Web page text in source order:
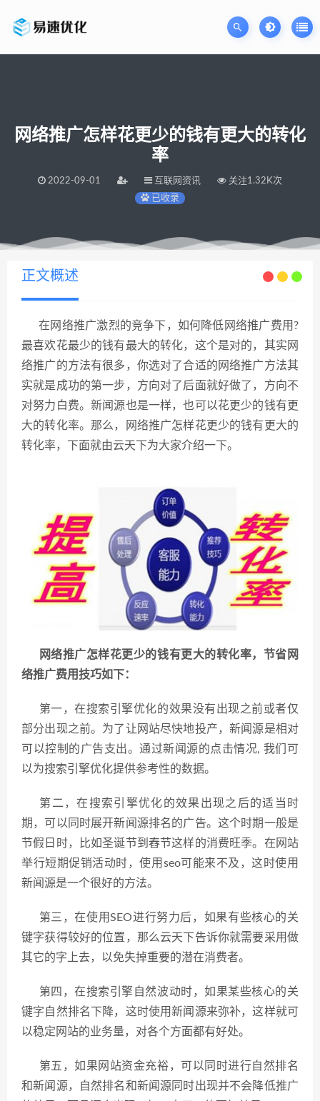
网络推广怎样花更少的钱有更大的转化
率
2022-09-01 互联网资讯
关注1.32K次
已收录
当前位置： 易速网站优化公司 >网络推广怎样花更少的钱有更大的转化率
正文概述
在 网络推广激烈的竞争下，如何降低网络推广费用?
最喜欢花最少的钱有最大的转化，这个是对的，其实网
络推广的方法有很多，你选对了合适的网络推广方法其
实就是成功的第一步，方向对了后面就好做了，方向不
对努力白费。新闻源也是一样，也可以花更少的钱有更
大的转化率。那么，网络推广怎样花更少的钱有更大的
转化率，下面就由云天下为大家介绍一下。
网络推广怎样花更少的钱有更大的转化率，节省网
络推广费用技巧如下：
第一，在搜索引擎优化的效果没有出现之前或者仅
部分出现之前。为了让网站尽快地投产，新闻源是相对
可以控制的广告支出。通过新闻源的点击情况, 我们可
以为搜索引擎优化提供参考性的数据。
第二，在搜索引擎优化的效果出现之后的适当时
期，可以同时展开新闻源排名的广告。这个时期一般是
节假日时，比如圣诞节到舂节这样的消费旺季。在网站
举行短期促销活动时，使用seo可能来不及，这时使用
新闻源是一个很好的方法。
第三，在使用SEO进行努力后，如果有些核心的关
键字获得较好的位置，那么云天下告诉你就需要采用做
其它的字上去，以免失掉重要的潜在消费者。
第四，在搜索引擎自然波动时，如果某些核心的关
键字自然排名下降，这时使用新闻源来弥补，这样就可
以稳定网站的业务量，对各个方面都有好处。
第五，如果网站资金充裕，可以同时进行自然排名
和新闻源，自然排名和新闻源同时出现并不会降低推广